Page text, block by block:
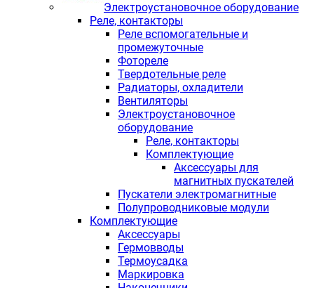
Электроустановочное оборудование
Реле, контакторы
Реле вспомогательные и
промежуточные
Фотореле
Твердотельные реле
Радиаторы, охладители
Вентиляторы
Электроустановочное
оборудование
Реле, контакторы
Комплектующие
Аксессуары для
магнитных пускателей
Пускатели электромагнитные
Полупроводниковые модули
Комплектующие
Аксессуары
Гермовводы
Термоусадка
Маркировка